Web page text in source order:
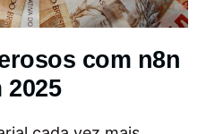
com n8n
2025